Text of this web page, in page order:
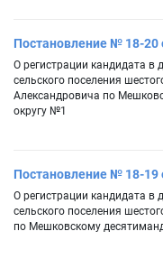
Постановление № 18-20
О регистрации кандидата в
сельского поселения
Александровича по
округу №1
Постановление № 18-19
О регистрации кандидата в
сельского поселения
по Мешковскому